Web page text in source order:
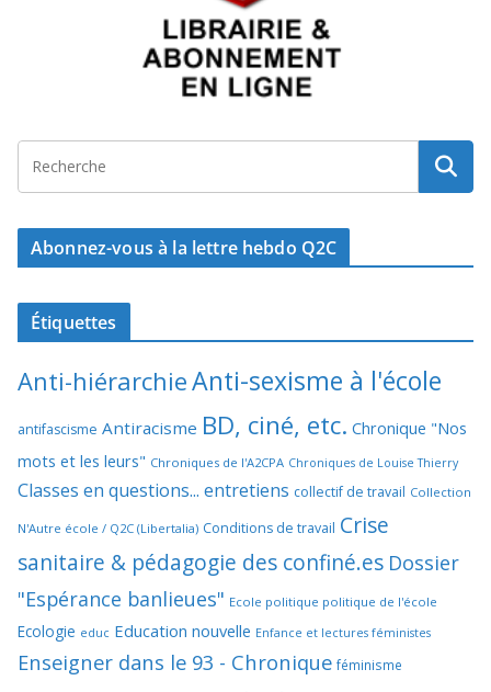
Abonnez-vous à la lettre hebdo Q2C
Étiquettes
Anti-hiérarchieAnti-sexisme à l'école
antifascisme Antiracisme BD, ciné, etc. Chronique "Nos
mots et les leurs" Chroniques de l'A2CPA Chroniques de Louise Thierry
Classes en questions... entretiens collectif de travail Collection
N'Autre école / Q2C (Libertalia) Conditions de travail Crise
sanitaire & pédagogie des confiné.es Dossier
"Espérance banlieues" Ecole politique politique de l'école
Ecologie educ Education nouvelle Enfance et lectures féministes
Enseigner dans le 93 - Chronique féminisme